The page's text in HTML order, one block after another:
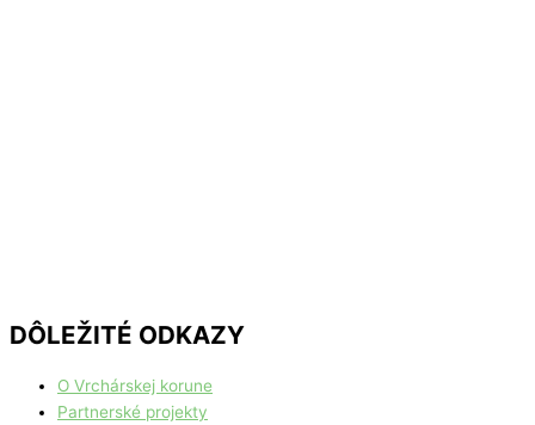
DÔLEŽITÉ ODKAZY
O Vrchárskej korune
Partnerské projekty